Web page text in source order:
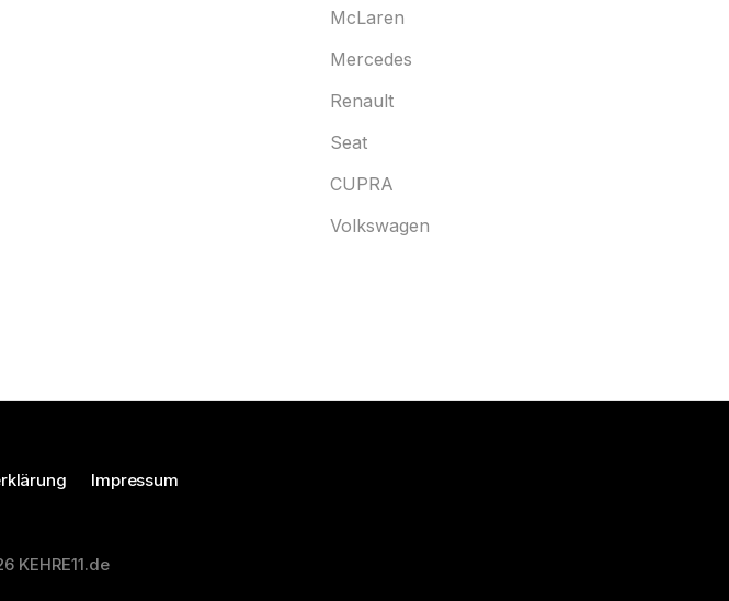
McLaren
Mercedes
Renault
Seat
CUPRA
Volkswagen
Impressum
KEHRE11.de